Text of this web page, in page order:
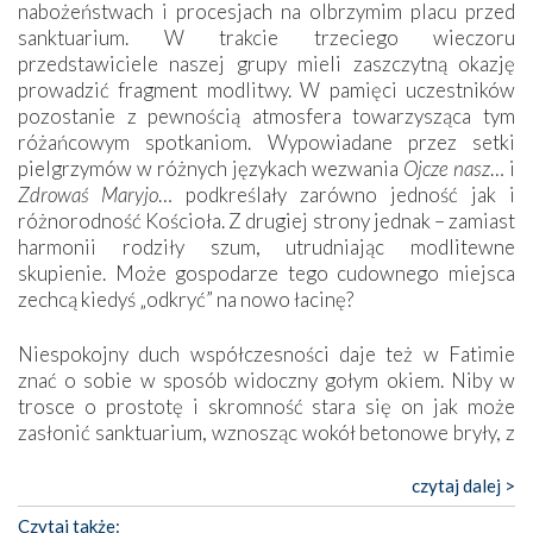
nabożeństwach i procesjach na olbrzymim placu przed
sanktuarium. W trakcie trzeciego wieczoru
przedstawiciele naszej grupy mieli zaszczytną okazję
prowadzić fragment modlitwy. W pamięci uczestników
pozostanie z pewnością atmosfera towarzysząca tym
różańcowym spotkaniom. Wypowiadane przez setki
pielgrzymów w różnych językach wezwania Ojcze nasz… i
Zdrowaś Maryjo… podkreślały zarówno jedność jak i
różnorodność Kościoła. Z drugiej strony jednak – zamiast
harmonii rodziły szum, utrudniając modlitewne
skupienie. Może gospodarze tego cudownego miejsca
zechcą kiedyś „odkryć” na nowo łacinę?
Niespokojny duch współczesności daje też w Fatimie
znać o sobie w sposób widoczny gołym okiem. Niby w
trosce o prostotę i skromność stara się on jak może
zasłonić sanktuarium, wznosząc wokół betonowe bryły, z
katolickiego kultu. Tylko co wspólnego z żywą,
autentyczną wiarą mogą mieć płaskie, szare bunkry albo
czytaj dalej >
Czytaj także: